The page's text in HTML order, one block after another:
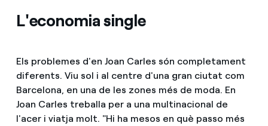
L'economia single
Els problemes d'en Joan Carles són completament
diferents. Viu sol i al centre d'una gran ciutat com
Barcelona, en una de les zones més de moda. En
Joan Carles treballa per a una multinacional de
l'acer i viatja molt. "Hi ha mesos en què passo més